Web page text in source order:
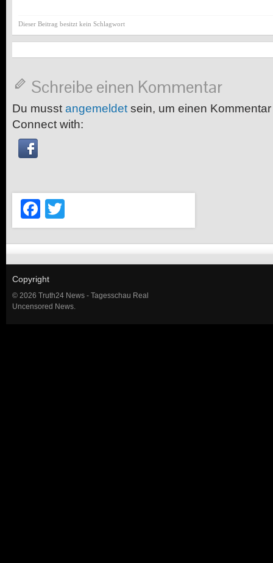
Dieser Beitrag besitzt kein Schlagwort
Schreibe einen Kommentar
Du musst angemeldet sein, um einen
Connect with:
Facebook
Copyright
© 2026 Truth24 News - Tagesschau Real
Uncensored News.